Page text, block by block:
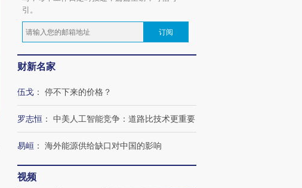
引。
订阅
财新名家
伍戈 ： 停不下来的价格？
罗志恒 ： 中美人工智能竞争：道路比技术更重要
易峘 ： 海外能源供给缺口对中国的影响
视频